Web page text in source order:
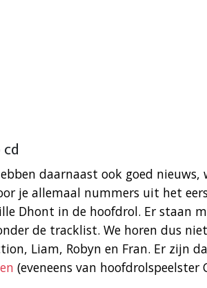
daarnaast ook goed
je allemaal nummers uit het
Dhont in de hoofdrol. Er staan
de tracklist. We horen dus
Liam, Robyn en Fran. Er zijn
(eveneens van hoofdrolspeelster